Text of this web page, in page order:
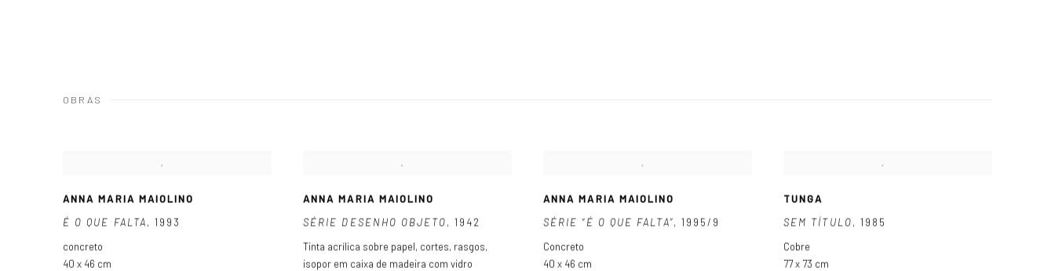
OBRAS
ANNA MARIA MAIOLINO
É O QUE FALTA,1993
concreto
40 x 46 cm
ANNA MARIA MAIOLINO
SÉRIE DESENHO OBJETO, 1942
Tinta acrílica sobre papel, cortes, rasgos,
isopor em caixa de madeira com vidro
ANNA MARIA MAIOLINO
SÉRIE “É O QUE FALTA”, 1995/9
Concreto
40 x 46 cm
TUNGA
SEM TÍTULO, 1985
Cobre
77 x 73 cm